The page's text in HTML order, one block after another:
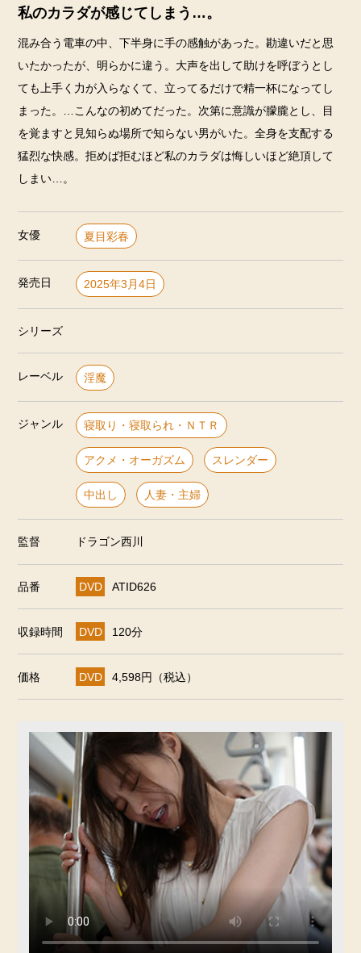
私のカラダが感じてしまう…。
混み合う電車の中、下半身に手の感触があった。勘違いだと思
いたかったが、明らかに違う。大声を出して助けを呼ぼうとし
ても上手く力が入らなくて、立ってるだけで精一杯になってし
まった。…こんなの初めてだった。次第に意識が朦朧とし、目
を覚ますと見知らぬ場所で知らない男がいた。全身を支配する
猛烈な快感。拒めば拒むほど私のカラダは悔しいほど絶頂して
しまい…。
女優 夏目彩春
発売日 2025年3月4日
シリーズ
レーベル 淫魔
ジャンル 寝取り・寝取られ・ＮＴＲ
アクメ・オーガズム スレンダー
中出し 人妻・主婦
監督 ドラゴン西川
品番 DVD ATID626
収録時間 DVD 120分
価格 DVD 4,598円（税込）